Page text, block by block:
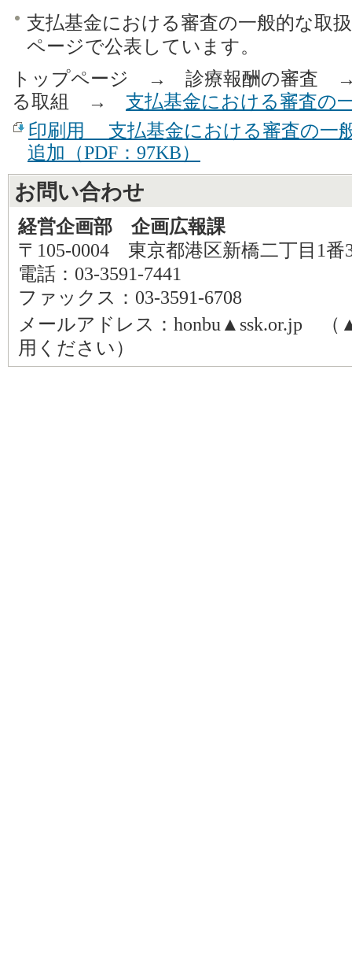
支払基金における審査の一般的な取
ページで公表しています。
トップページ → 診療報酬の審査 →
る取組 → 支払基金における審査の
印刷用 支払基金における審査の一
追加（PDF：97KB）
お問い合わせ
経営企画部 企画広報課
〒105-0004 東京都港区新橋二丁目1番
電話：03-3591-7441
ファックス：03-3591-6708
メールアドレス：honbu▲ssk.or.jp （
用ください）